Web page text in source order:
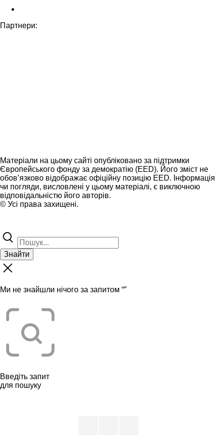
Партнери:
Матеріали на цьому сайті опубліковано за підтримки
Європейського фонду за демократію (EED). Його зміст не
обов’язково відображає офіційну позицію EED. Інформація
чи погляди, висловлені у цьому матеріалі, є виключною
відповідальністю його авторів.
© Усі права захищені.
Знайти
Ми не знайшли нічого за запитом “”
Введіть запит
для пошуку